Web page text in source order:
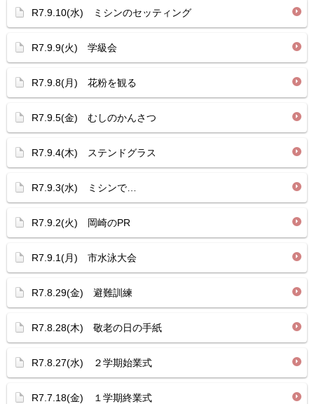
R7.9.10(水) ミシンのセッティング
R7.9.9(火) 学級会
R7.9.8(月) 花粉を観る
R7.9.5(金) むしのかんさつ
R7.9.4(木) ステンドグラス
R7.9.3(水) ミシンで…
R7.9.2(火) 岡崎のPR
R7.9.1(月) 市水泳大会
R7.8.29(金) 避難訓練
R7.8.28(木) 敬老の日の手紙
R7.8.27(水) ２学期始業式
R7.7.18(金) １学期終業式